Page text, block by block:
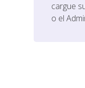
cargue
o el